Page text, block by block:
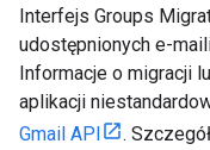
Interfejs Groups
udostępnionych e-
Informacje o migracji
aplikacji
Gmail API
.